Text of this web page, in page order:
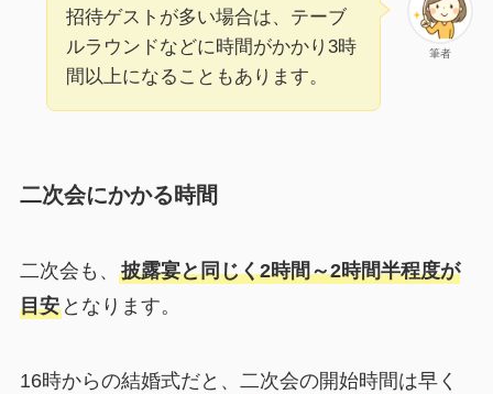
筆者
招待ゲストが多い場合は、テーブ
ルラウンドなどに時間がかかり3時
間以上になることもあります。
二次会にかかる時間
二次会も、 披露宴と同じく2時間～2時間半程度が
目安となります。
16時からの結婚式だと、二次会の開始時間は早く